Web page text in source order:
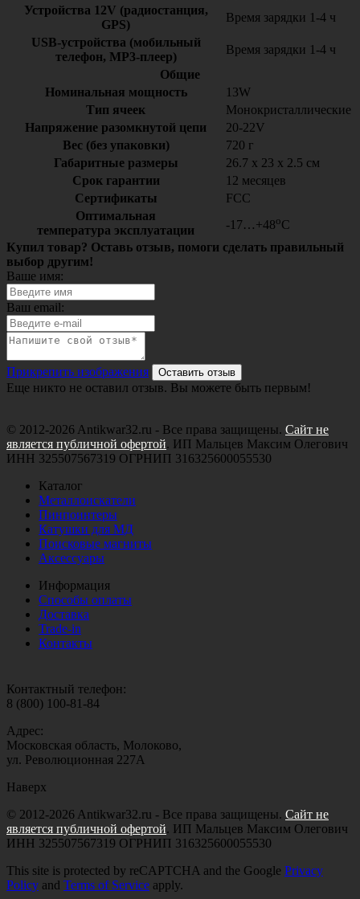
Устройства 12V (радиостанция,
GPS)
Время зарядки 1-4 ч
USB-устройства (мобильный
телефон, MP3-плеер)
Время зарядки 1-4 ч
Общие
Номинальная мощность
13W
Тип ячеек
Монокристаллические
Напряжение разомкнутой цепи
20-22V
Вес (без упаковки)
720 г
Габаритные размеры
26.7 x 23 x 2.5 см
Срок гарантии
12 месяцев
Сертификаты
FCC
Оптимальная
температура эксплуатации
-17…+48oC
Купил товар? Оставь отзыв, помоги сделать правильный
выбор другим!
Ваше имя:
Ваш email:
Прикрепить изображения Оставить отзыв
Еще никто не оставил отзыв. Вы можете быть первым!
© 2012-2026 Antikwar32.ru - Все права защищены. Сайт не
является публичной офертой. ИП Мальцев Максим Олегович
ИНН 325507567319 ОГРНИП 316325600055530
Каталог
Металлоискатели
Пинпоинтеры
Катушки для МД
Поисковые магниты
Аксессуары
Информация
Способы оплаты
Доставка
Trade-in
Контакты
Контактный телефон:
8 (800) 100-81-84
Адрес:
Московская область, Молоково,
ул. Революционная 227А
Наверх
© 2012-2026 Antikwar32.ru - Все права защищены. Сайт не
является публичной офертой. ИП Мальцев Максим Олегович
ИНН 325507567319 ОГРНИП 316325600055530
This site is protected by reCAPTCHA and the Google Privacy
Policy and Terms of Service apply.